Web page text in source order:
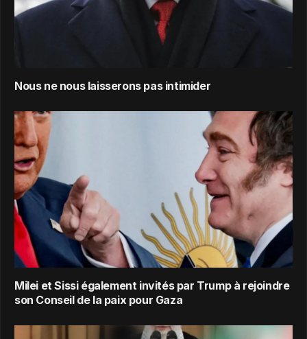
Nous ne nous laisserons pas intimider
Milei et Sissi également invités par Trump à rejoindre
son Conseil de la paix pour Gaza